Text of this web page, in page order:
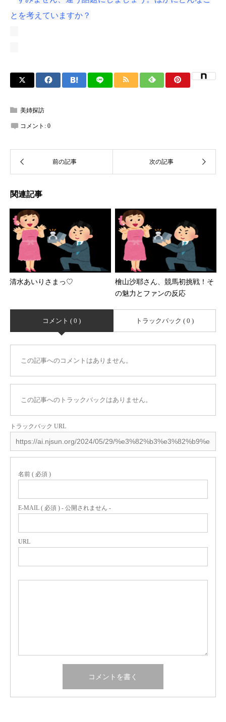
とを考えていますか？
美姉探訪
コメント: 0
関連記事
清水あいりさまっ♡
檜山沙耶さん、競馬初挑戦！そ
の魅力とファンの反応
コメント ( 0 ) トラックバック ( 0 )
この記事へのコメントはありません。
この記事へのトラックバックはありません。
トラックバック URL
名前 ( 必須 )
E-MAIL ( 必須 ) - 公開されません -
URL